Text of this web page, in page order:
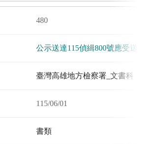
480
公示送達115偵緝800號應受送
臺灣高雄地方檢察署_文書科
115/06/01
書類